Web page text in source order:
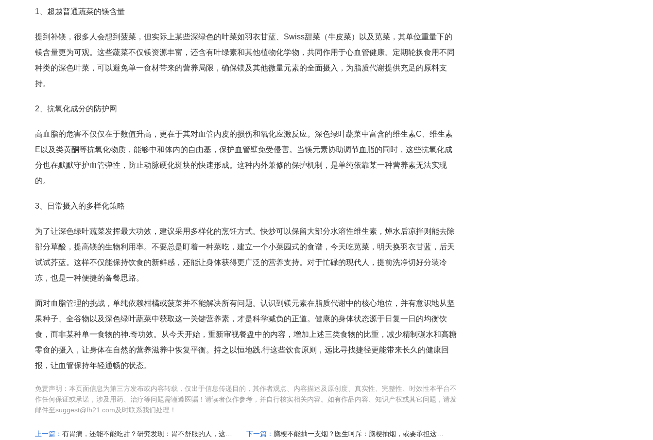
1、超越普通蔬菜的镁含量
提到补镁，很多人会想到菠菜，但实际上某些深绿色的叶菜如羽衣甘蓝、Swiss甜菜（牛皮菜）以及苋菜，其单位重量下的
镁含量更为可观。这些蔬菜不仅镁资源丰富，还含有叶绿素和其他植物化学物，共同作用于心血管健康。定期轮换食用不同
种类的深色叶菜，可以避免单一食材带来的营养局限，确保镁及其他微量元素的全面摄入，为脂质代谢提供充足的原料支
持。
2、抗氧化成分的防护网
高血脂的危害不仅仅在于数值升高，更在于其对血管内皮的损伤和氧化应激反应。深色绿叶蔬菜中富含的维生素C、维生素
E以及类黄酮等抗氧化物质，能够中和体内的自由基，保护血管壁免受侵害。当镁元素协助调节血脂的同时，这些抗氧化成
分也在默默守护血管弹性，防止动脉硬化斑块的快速形成。这种内外兼修的保护机制，是单纯依靠某一种营养素无法实现
的。
3、日常摄入的多样化策略
为了让深色绿叶蔬菜发挥最大功效，建议采用多样化的烹饪方式。快炒可以保留大部分水溶性维生素，焯水后凉拌则能去除
部分草酸，提高镁的生物利用率。不要总是盯着一种菜吃，建立一个小菜园式的食谱，今天吃苋菜，明天换羽衣甘蓝，后天
试试芥蓝。这样不仅能保持饮食的新鲜感，还能让身体获得更广泛的营养支持。对于忙碌的现代人，提前洗净切好分装冷
冻，也是一种便捷的备餐思路。
面对血脂管理的挑战，单纯依赖柑橘或菠菜并不能解决所有问题。认识到镁元素在脂质代谢中的核心地位，并有意识地从坚
果种子、全谷物以及深色绿叶蔬菜中获取这一关键营养素，才是科学减负的正道。健康的身体状态源于日复一日的均衡饮
食，而非某种单一食物的神.奇功效。从今天开始，重新审视餐盘中的内容，增加上述三类食物的比重，减少精制碳水和高糖
零食的摄入，让身体在自然的营养滋养中恢复平衡。持之以恒地践.行这些饮食原则，远比寻找捷径更能带来长久的健康回
报，让血管保持年轻通畅的状态。
免责声明：本页面信息为第三方发布或内容转载，仅出于信息传递目的，其作者观点、内容描述及原创度、真实性、完整性、时效性本平台不
作任何保证或承诺，涉及用药、治疗等问题需谨遵医嘱！请读者仅作参考，并自行核实相关内容。如有作品内容、知识产权或其它问题，请发
邮件至suggest@fh21.com及时联系我们处理！
上一篇： 下一篇：